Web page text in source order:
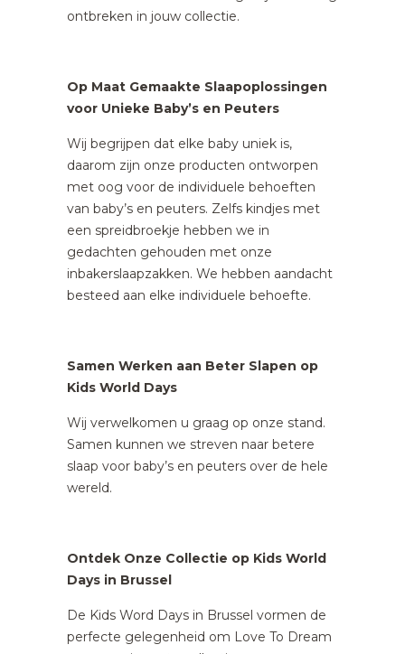
ontbreken in jouw collectie.
Op Maat Gemaakte Slaapoplossingen
voor Unieke Baby’s en Peuters
Wij begrijpen dat elke baby uniek is,
daarom zijn onze producten ontworpen
met oog voor de individuele behoeften
van baby’s en peuters. Zelfs kindjes met
een spreidbroekje hebben we in
gedachten gehouden met onze
inbakerslaapzakken. We hebben aandacht
besteed aan elke individuele behoefte.
Samen Werken aan Beter Slapen op
Kids World Days
Wij verwelkomen u graag op onze stand.
Samen kunnen we streven naar betere
slaap voor baby’s en peuters over de hele
wereld.
Ontdek Onze Collectie op Kids World
Days in Brussel
De Kids Word Days in Brussel vormen de
perfecte gelegenheid om Love To Dream